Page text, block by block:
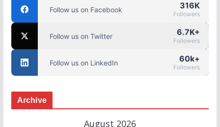
Follow us on Facebook 316K
Followers
Follow us on Twitter 6.7K+
Followers
Follow us on LinkedIn 60k+
Followers
Archive
August 2026